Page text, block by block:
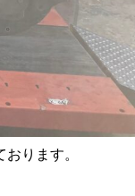
ります。